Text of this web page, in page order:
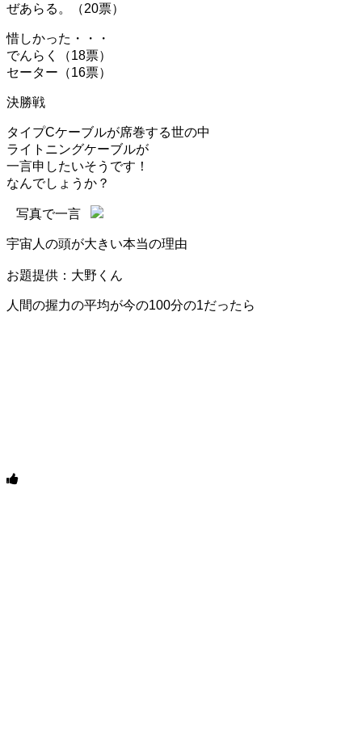
ぜあらる。（20票）
惜しかった・・・
でんらく（18票）
セーター（16票）
決勝戦
タイプCケーブルが席巻する世の中
ライトニングケーブルが
一言申したいそうです！
なんでしょうか？
写真で一言
宇宙人の頭が大きい本当の理由
お題提供：大野くん
人間の握力の平均が今の100分の1だったら